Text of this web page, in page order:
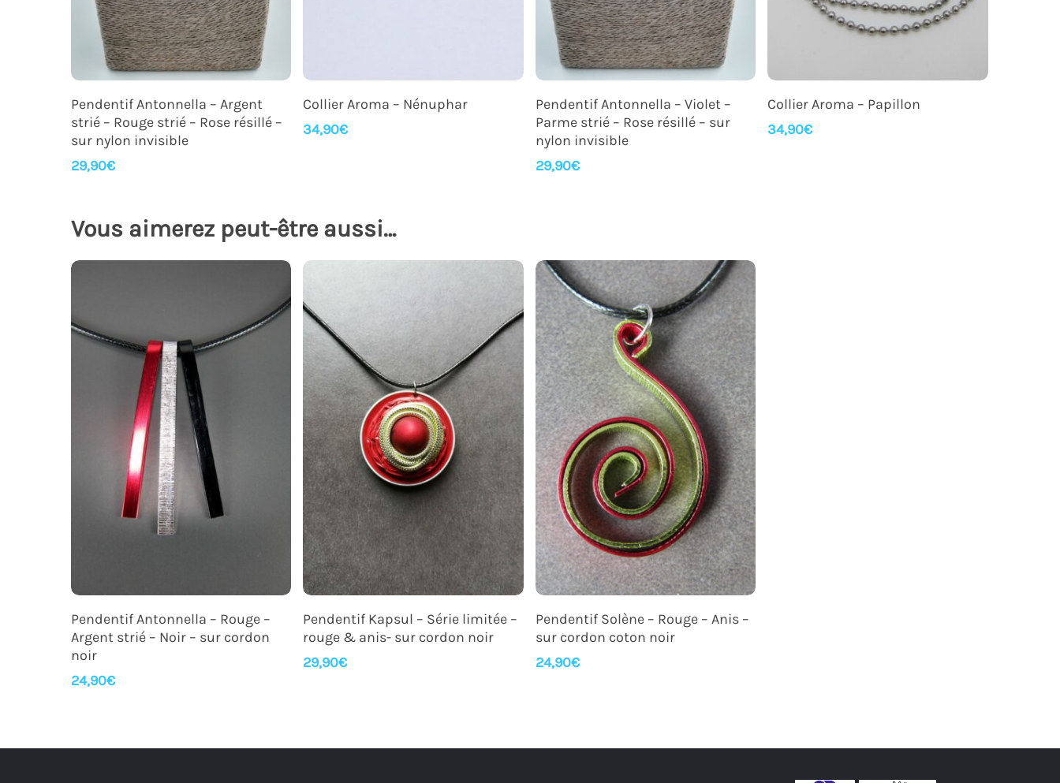
Ajouter Au Panier
Pendentif Antonnella – Argent
strié – Rouge strié – Rose résillé –
sur nylon invisible
29,90€
Ajouter Au Panier
Collier Aroma – Nénuphar
34,90€
Ajouter Au Panier
Pendentif Antonnella – Violet –
Parme strié – Rose résillé – sur
nylon invisible
29,90€
Ajouter Au Panier
Collier Aroma – Papillon
34,90€
Vous aimerez peut-être aussi…
Ajouter Au Panier
Pendentif Antonnella – Rouge –
Argent strié – Noir – sur cordon
noir
24,90€
Ajouter Au Panier
Pendentif Kapsul – Série limitée –
rouge & anis- sur cordon noir
29,90€
Ajouter Au Panier
Pendentif Solène – Rouge – Anis –
sur cordon coton noir
24,90€